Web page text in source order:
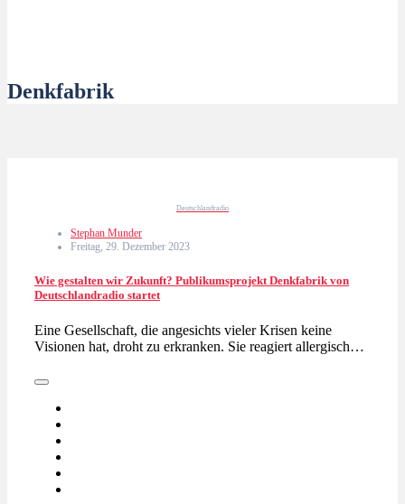
Denkfabrik
Deutschlandradio
Stephan Munder
Freitag, 29. Dezember 2023
Wie gestalten wir Zukunft? Publikumsprojekt Denkfabrik von
Deutschlandradio startet
Eine Gesellschaft, die angesichts vieler Krisen keine
Visionen hat, droht zu erkranken. Sie reagiert allergisch…